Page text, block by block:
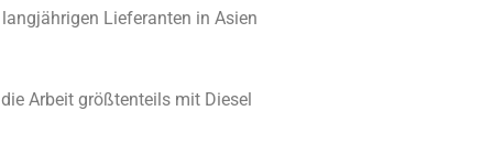
Lieferanten in Asien
Arbeit größtenteils mit Diesel